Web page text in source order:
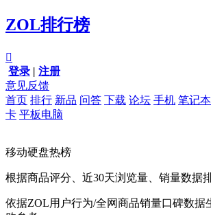
ZOL排行榜

登录 | 注册
意见反馈
首页 排行 新品 问答 下载 论坛 手机 笔记本
卡 平板电脑
移动硬盘热榜
根据商品评分、近30天浏览量、销量数据
依据ZOL用户行为/全网商品销量口碑数据